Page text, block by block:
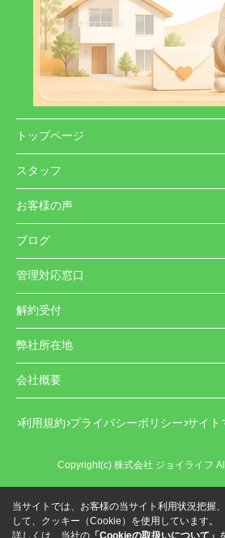
トップページ
スタッフ
お客様の声
ブログ
管理対応窓口
解約受付
弊社所在地
会社概要
利用規約 プライバシーポリシー サイト
Copyright(c) 株式会社 ジョイライフ
当サイトでは、お客様の当サイト利用状況把握
して、クッキー（Cookie）を使用しています。
詳しくは、当社の 「Cookieの取扱いについて」